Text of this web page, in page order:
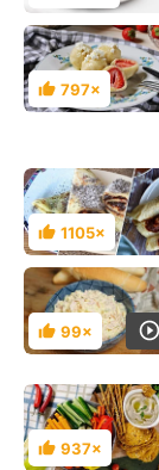
Hodnocení
797×
Hodnocení
1105×
Hodnocení
99×
Hodnocení
937×